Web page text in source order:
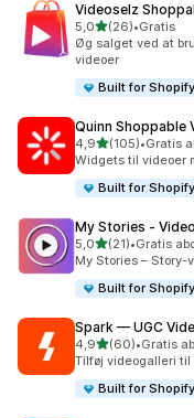
Videoselz
5,0ud af 5 stjerner
(26)
26 anmeldelser i alt
•Gratis
Øg salget ved at
videoer
Built for Shopify
Quinn Shoppable
4,9ud af 5 stjerner
(105)
105 anmeldelser i
•Gratis
Widgets til videoer
Built for Shopify
My Stories ‑
5,0ud af 5 stjerner
(21)
21 anmeldelser i alt
•Gratis
My Stories – Story-
Built for Shopify
Spark — UGC
4,9ud af 5 stjerner
(60)
60 anmeldelser i alt
•Gratis
Tilføj videogalleri til
Built for Shopify